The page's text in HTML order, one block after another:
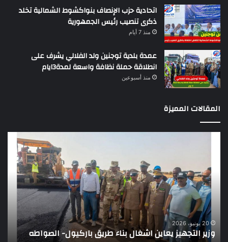
اتحادية حزب الإنصاف بنواكشوط الشمالية تخلد
ذكرى تنصيب رئيس الجمهورية
منذ 7 أيام
عمدة بلدية توجنين ولد الفلالي يشرف على
انطلاقة حملة نظافة واسعة لمدة3ايام
منذ أسبوعين
المقالات المميزة
اشغال
بناء
طريق
باركيول-
الصواطه
20 يونيو، 2026
وزير التجهيز يعاين اشغال بناء طريق باركيول- الصواطه